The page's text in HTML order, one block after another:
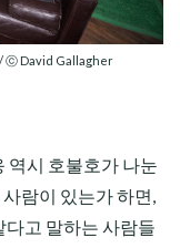
/ ⓒ David Gallagher
역시 호불호가 나눈
람이 있는가 하면,
다고 말하는 사람들